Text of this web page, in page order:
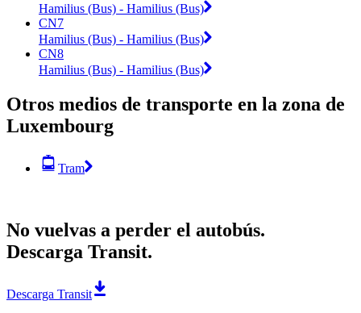
Hamilius (Bus) - Hamilius (Bus)
CN7
Hamilius (Bus) - Hamilius (Bus)
CN8
Hamilius (Bus) - Hamilius (Bus)
Otros medios de transporte en la zona de
Luxembourg
Tram
No vuelvas a perder el autobús.
Descarga Transit.
Descarga Transit